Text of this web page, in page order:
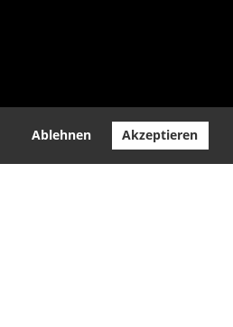
Ablehnen Akzeptieren